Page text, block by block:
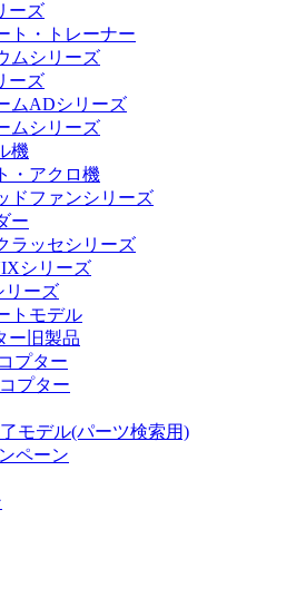
ーズ
ト・トレーナー
ムシリーズ
ーズ
ムADシリーズ
ムシリーズ
機
・アクロ機
ドファンシリーズ
ー
ラッセシリーズ
シリーズ
リーズ
トモデル
ー旧製品
プター
プター
了モデル(パーツ検索用)
ペーン